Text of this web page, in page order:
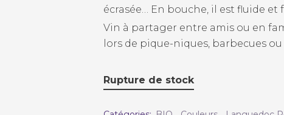
écrasée… En bouche, il est fluide et
Vin à partager entre amis ou en
lors de pique-niques, barbecues
Rupture de stock